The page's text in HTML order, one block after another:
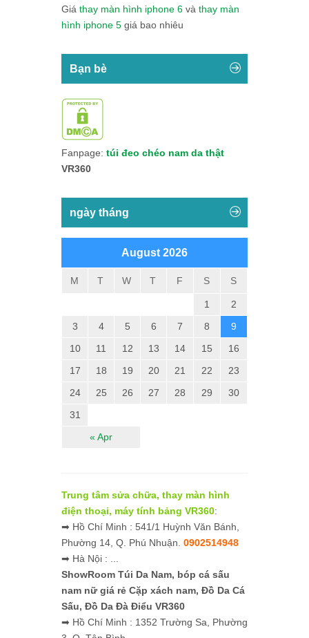
Giá thay màn hình iphone 6 và thay màn
hình iphone 5 giá bao nhiêu
Bạn bè
Fanpage: túi đeo chéo nam da thật
VR360
ngày tháng
August 2026
M T W T F S S
« Apr
1
2
3
4 5 6 7 8
9
10
11 12 13 14 15
16
17
18 19 20 21 22
23
24
25 26 27 28 29
30
31
Trung tâm sửa chữa, thay màn hình
điện thoại, máy tính bảng VR360:
➡ Hồ Chí Minh : 541/1 Huỳnh Văn Bánh,
Phường 14, Q. Phú Nhuận. 0902514948
➡ Hà Nội : ...
ShowRoom Túi Da Nam, bóp cá sấu
nam nữ giá rẻ Cặp xách nam, Đồ Da Cá
Sấu, Đồ Da Đà Điểu VR360
➡ Hồ Chí Minh : 1352 Trường Sa, Phường